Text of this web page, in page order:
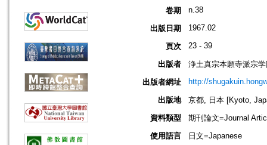
卷期
n.38
出版日期 1967.02
頁次 23 - 39
出版者
浄土真宗本願寺派宗
出版者網址
http://
出版地
京都, 日本 [Kyoto,
資料類型
期刊論文=Journal
使用語言
日文=Japanese